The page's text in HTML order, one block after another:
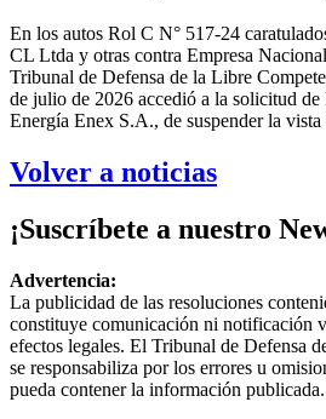
En los autos Rol C N° 517-24
CL Ltda y otras contra Empresa
Tribunal de Defensa de la Libre
de julio de 2026 accedió a la solicitud
Energía Enex S.A., de suspender la
Volver a noticias
¡Suscríbete a nuestro
Advertencia:
La publicidad de las resoluciones
constituye comunicación ni notificación
efectos legales. El Tribunal de Defensa
se responsabiliza por los errores u
pueda contener la información publicada.